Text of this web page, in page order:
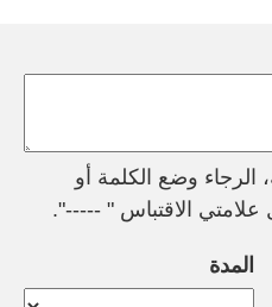
الرجاء وضع الكلمة أو
علامتي الاقتباس " -----".
المدة